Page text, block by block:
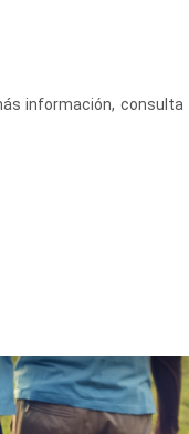
información, consulta